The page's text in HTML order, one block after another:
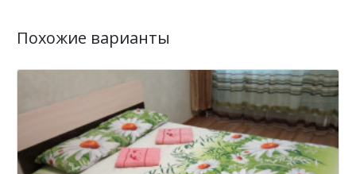
Похожие варианты